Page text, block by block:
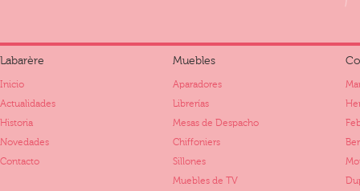
Labarère
Inicio
Actualidades
Historia
Novedades
Contacto
Muebles
Aparadores
Librerías
Mesas de Despacho
Chiffoniers
Sillones
Muebles de TV